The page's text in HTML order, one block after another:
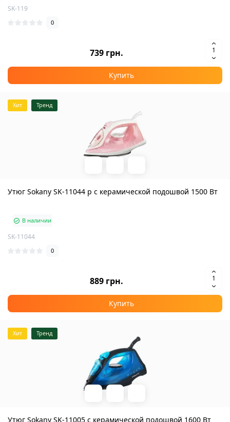
SK-119
0
739 грн.
Купить
Хит Тренд
Утюг Sokany SK-11044 p с керамической подошвой 1500 Вт
В наличии
SK-11044
0
889 грн.
Купить
Хит Тренд
Утюг Sokany SK-11005 с керамической подошвой 1600 Вт